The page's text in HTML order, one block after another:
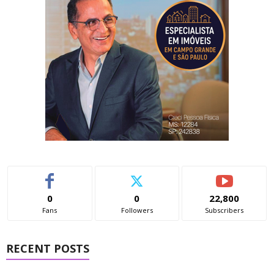
0
Fans
0
Followers
22,800
Subscribers
RECENT POSTS